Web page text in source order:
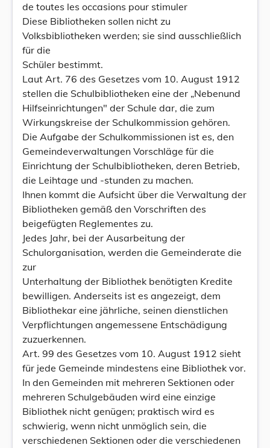
de toutes les occasions pour stimuler
Diese Bibliotheken sollen nicht zu
Volksbibliotheken werden; sie sind ausschließlich
für die
Schüler bestimmt.
Laut Art. 76 des Gesetzes vom 10. August 1912
stellen die Schulbibliotheken eine der „Nebenund
Hilfseinrichtungen" der Schule dar, die zum
Wirkungskreise der Schulkommission gehören.
Die Aufgabe der Schulkommissionen ist es, den
Gemeindeverwaltungen Vorschläge für die
Einrichtung der Schulbibliotheken, deren Betrieb,
die Leihtage und -stunden zu machen.
Ihnen kommt die Aufsicht über die Verwaltung der
Bibliotheken gemäß den Vorschriften des
beigefügten Reglementes zu.
Jedes Jahr, bei der Ausarbeitung der
Schulorganisation, werden die Gemeinderate die
zur
Unterhaltung der Bibliothek benötigten Kredite
bewilligen. Anderseits ist es angezeigt, dem
Bibliothekar eine jährliche, seinen dienstlichen
Verpflichtungen angemessene Entschädigung
zuzuerkennen.
Art. 99 des Gesetzes vom 10. August 1912 sieht
für jede Gemeinde mindestens eine Bibliothek vor.
In den Gemeinden mit mehreren Sektionen oder
mehreren Schulgebäuden wird eine einzige
Bibliothek nicht genügen; praktisch wird es
schwierig, wenn nicht unmöglich sein, die
verschiedenen Sektionen oder die verschiedenen